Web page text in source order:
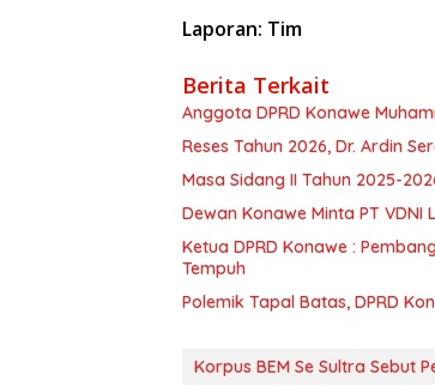
Laporan: Tim
Berita Terkait
Anggota DPRD Konawe
Reses Tahun 2026, Dr. Ardin
Masa Sidang II Tahun 2025-
Dewan Konawe Minta PT VDNI
Ketua DPRD Konawe :
Tempuh
Polemik Tapal Batas, DPRD
Korpus BEM Se Sultra Sebut